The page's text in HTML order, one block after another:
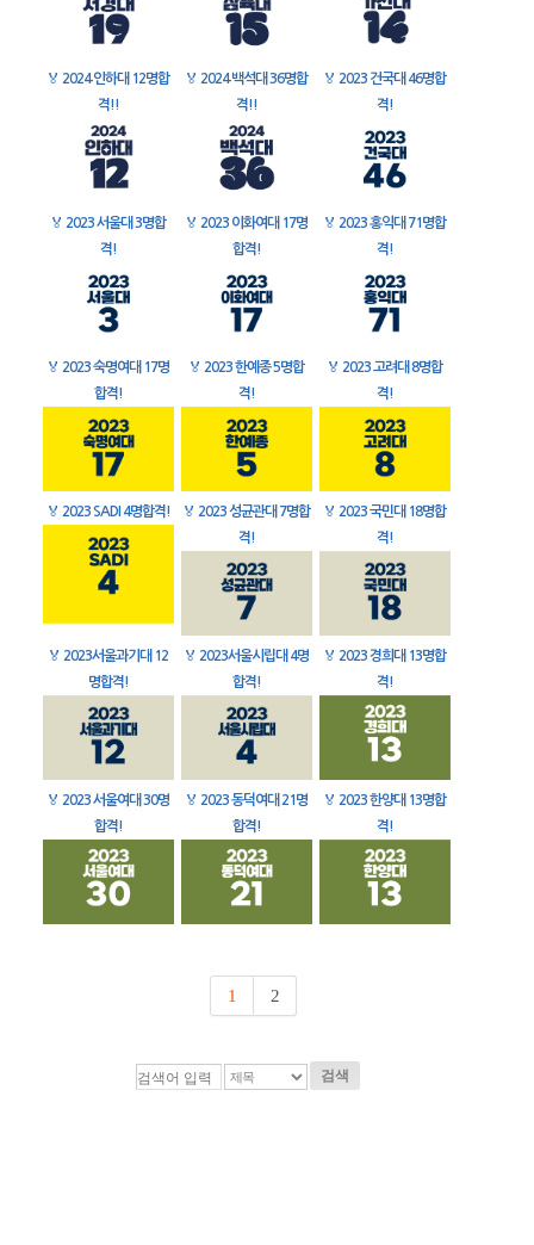
🏅 2024 인하대 12명합
격!!
🏅 2024 백석대 36명합
격!!
🏅 2023 건국대 46명합
격!
🏅 2023 서울대 3명합
격!
🏅 2023 이화여대 17명
합격!
🏅 2023 홍익대 71명합
격!
🏅 2023 숙명여대 17명
합격!
🏅 2023 한예종 5명합
격!
🏅 2023 고려대 8명합
격!
🏅 2023 SADI 4명합격! 🏅 2023 성균관대 7명합
격!
🏅 2023 국민대 18명합
격!
🏅 2023서울과기대 12
명합격!
🏅 2023서울시립대 4명
합격!
🏅 2023 경희대 13명합
격!
🏅 2023 서울여대 30명
합격!
🏅 2023 동덕여대 21명
합격!
🏅 2023 한양대 13명합
격!
1 2
검색